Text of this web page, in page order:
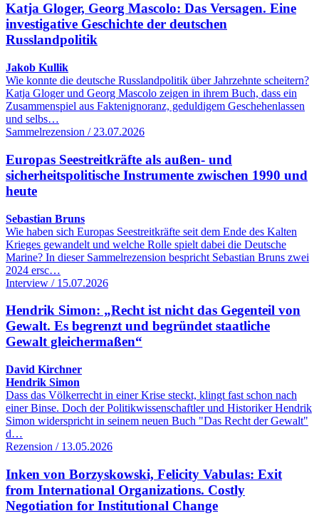
Katja Gloger, Georg Mascolo: Das Versagen. Eine
investigative Geschichte der deutschen
Russlandpolitik
Jakob Kullik
Wie konnte die deutsche Russlandpolitik über Jahrzehnte scheitern?
Katja Gloger und Georg Mascolo zeigen in ihrem Buch, dass ein
Zusammenspiel aus Faktenignoranz, geduldigem Geschehenlassen
und selbs…
Sammelrezension / 23.07.2026
Europas Seestreitkräfte als außen- und
sicherheitspolitische Instrumente zwischen 1990 und
heute
Sebastian Bruns
Wie haben sich Europas Seestreitkräfte seit dem Ende des Kalten
Krieges gewandelt und welche Rolle spielt dabei die Deutsche
Marine? In dieser Sammelrezension bespricht Sebastian Bruns zwei
2024 ersc…
Interview / 15.07.2026
Hendrik Simon: „Recht ist nicht das Gegenteil von
Gewalt. Es begrenzt und begründet staatliche
Gewalt gleichermaßen“
David Kirchner
Hendrik Simon
Dass das Völkerrecht in einer Krise steckt, klingt fast schon nach
einer Binse. Doch der Politikwissenschaftler und Historiker Hendrik
Simon widerspricht in seinem neuen Buch "Das Recht der Gewalt"
d…
Rezension / 13.05.2026
Inken von Borzyskowski, Felicity Vabulas: Exit
from International Organizations. Costly
Negotiation for Institutional Change